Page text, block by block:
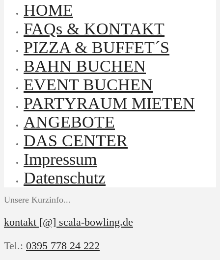
HOME
FAQs & KONTAKT
PIZZA & BUFFET´S
BAHN BUCHEN
EVENT BUCHEN
PARTYRAUM MIETEN
ANGEBOTE
DAS CENTER
Impressum
Datenschutz
Unsere Kurzinfo...
kontakt [@] scala-bowling.de
Tel.: 0395 778 24 222